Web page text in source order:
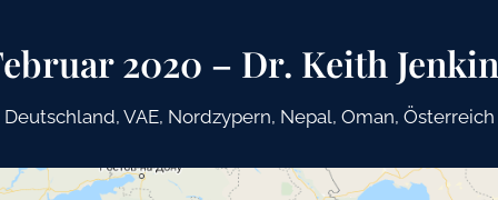
2020 – Dr. Keith
Deutschland, VAE, Nordzypern, Nepal, Oman, Österreich